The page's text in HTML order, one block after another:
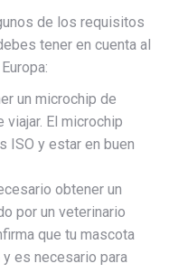
de los requisitos
tener en cuenta al
un microchip de
El microchip
ISO y estar en buen
obtener un
por un veterinario
que tu mascota
y es necesario para